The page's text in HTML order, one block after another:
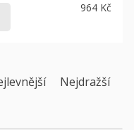
964 Kč
Nejdražší